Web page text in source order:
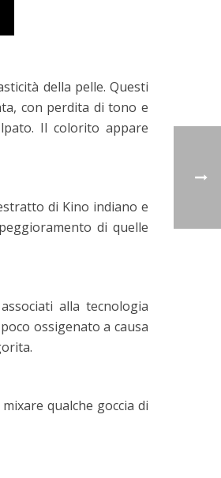
della pelle. Questi
con perdita di tono e
Il colorito appare
di Kino indiano e
di quelle
alla tecnologia
ossigenato a causa
qualche goccia di